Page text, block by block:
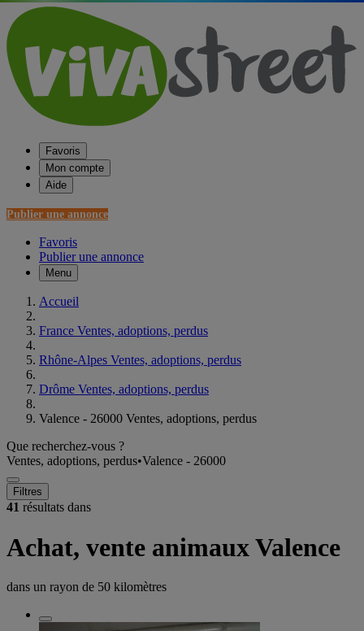
Favoris
Mon compte
Aide
Publier une annonce
Favoris
Publier une annonce
Menu
Accueil
France Ventes, adoptions, perdus
Rhône-Alpes Ventes, adoptions, perdus
Drôme Ventes, adoptions, perdus
Valence - 26000 Ventes, adoptions, perdus
Que recherchez-vous ?
Ventes, adoptions, perdus•Valence - 26000
Filtres
41 résultats dans
Achat, vente animaux Valence
dans un rayon de 50 kilomètres